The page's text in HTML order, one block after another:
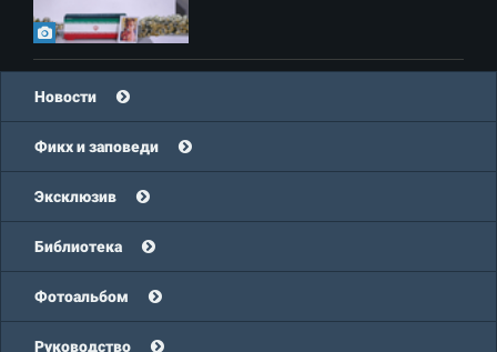
Новости
Фикх и заповеди
Эксклюзив
Библиотека
Фотоальбом
Руководство